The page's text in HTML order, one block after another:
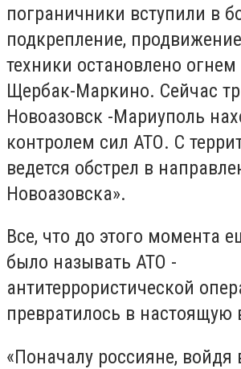
пограничники вступили в
подкрепление,
техники остановлено
Щербак-Маркино. Сейчас
Новоазовск -Мариуполь
контролем сил АТО. С
ведется обстрел в
Новоазовска».
Все, что до этого момента
было называть АТО -
антитеррористической
превратилось в настоящую
«Поначалу россияне, войдя